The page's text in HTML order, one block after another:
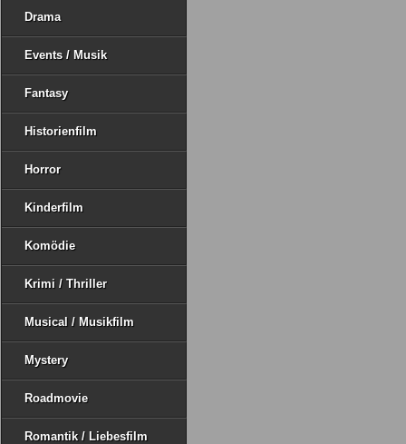
Drama
Events / Musik
Fantasy
Historienfilm
Horror
Kinderfilm
Komödie
Krimi / Thriller
Musical / Musikfilm
Mystery
Roadmovie
Romantik / Liebesfilm